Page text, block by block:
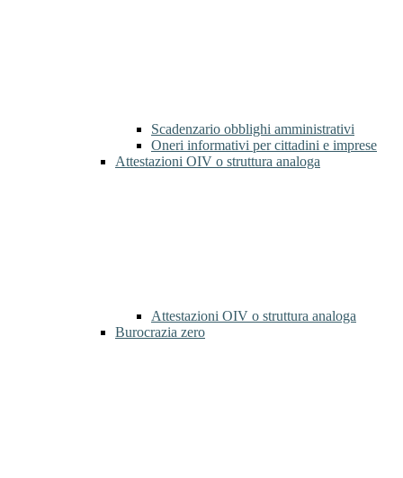
Scadenzario obblighi amministrativi
Oneri informativi per cittadini e imprese
Attestazioni OIV o struttura analoga
Attestazioni OIV o struttura analoga
Burocrazia zero